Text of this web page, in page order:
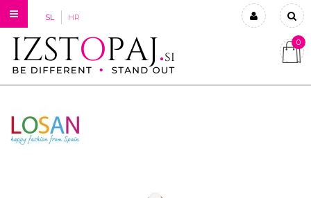
SL HR
Prijavi se
0